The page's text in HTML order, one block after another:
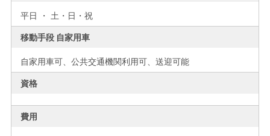
平日 ・ 土・日・祝
移動手段 自家用車
自家用車可、公共交通機関利用可、送迎可能
資格
費用